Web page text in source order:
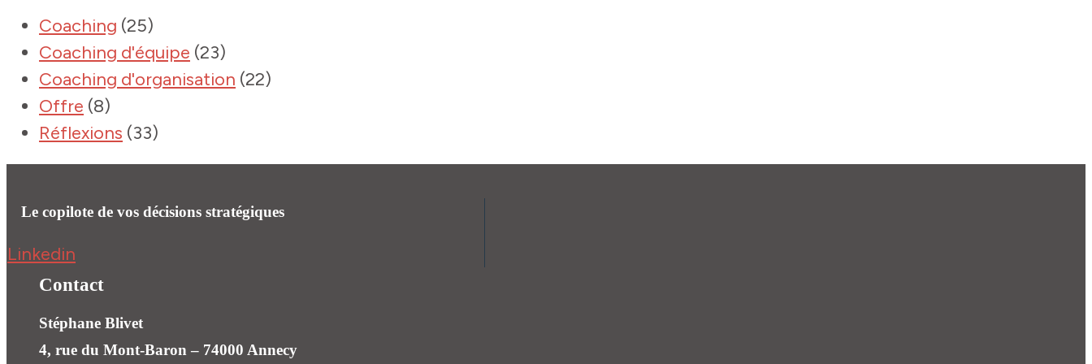
Coaching (25)
Coaching d'équipe (23)
Coaching d'organisation (22)
Offre (8)
Réflexions (33)
Le copilote de vos décisions stratégiques
Linkedin
Contact
Stéphane Blivet
4, rue du Mont-Baron – 74000 Annecy